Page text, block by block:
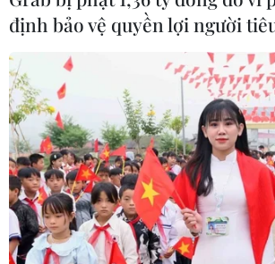
Symphony of Time' hội tụ ba nghệ
opera quốc tế
10/07/2026 15:34
Giọng ca 17 tuổi của Việt Nam giành
giải Vàng tại Liên hoan Nghệ thuật
châu Á 2026
09/07/2026 04:11
Chile để ngỏ khả năng tổ chức
định bảo vệ quyền lợi người